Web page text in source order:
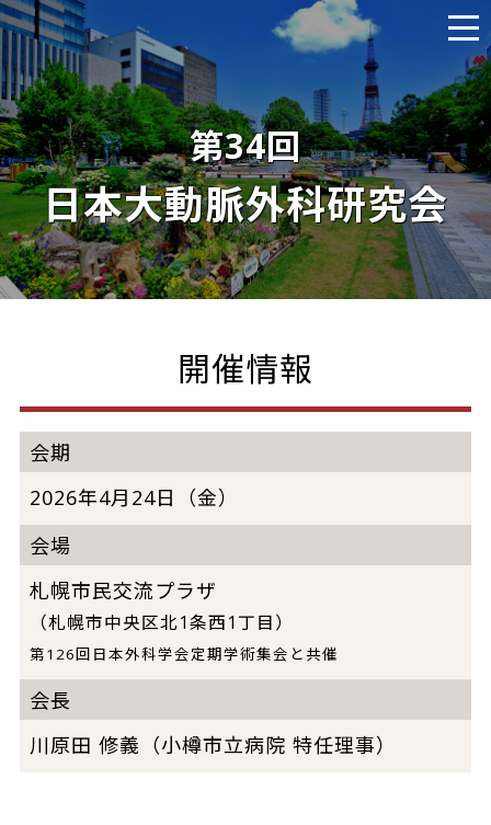
第34回
日本大動脈外科研究会
開催情報
会期
2026年4月24日（金）
会場
札幌市民交流プラザ
（札幌市中央区北1条西1丁目）
第126回日本外科学会定期学術集会と共催
会長
川原田 修義（小樽市立病院 特任理事）